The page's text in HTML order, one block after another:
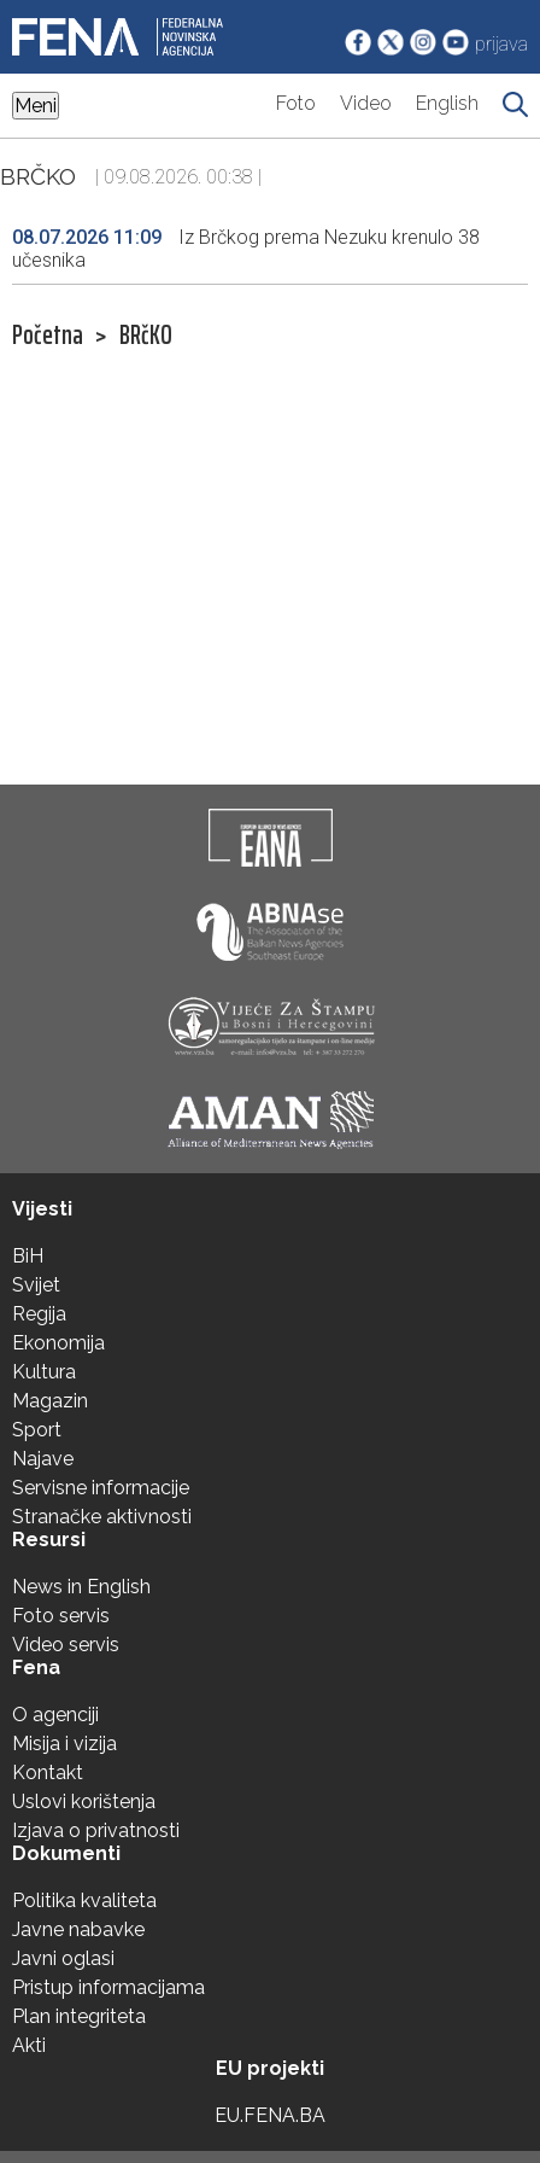
prijava
Meni Foto Video English
BRČKO | 09.08.2026. 00:38 |
08.07.2026 11:09
Iz Brčkog prema Nezuku krenulo 38
učesnika
Početna > BRčKO
Vijesti
BiH
Svijet
Regija
Ekonomija
Kultura
Magazin
Sport
Najave
Servisne informacije
Stranačke aktivnosti
Resursi
News in English
Foto servis
Video servis
Fena
O agenciji
Misija i vizija
Kontakt
Uslovi korištenja
Izjava o privatnosti
Dokumenti
Politika kvaliteta
Javne nabavke
Javni oglasi
Pristup informacijama
Plan integriteta
Akti
EU projekti
EU.FENA.BA